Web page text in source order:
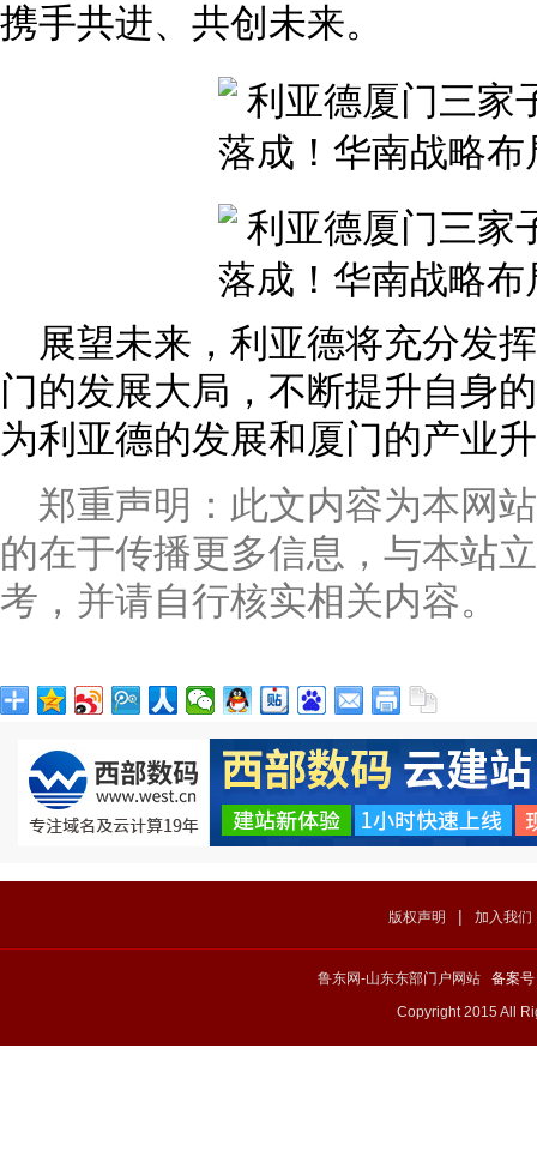
携手共进、共创未来。
展望未来，利亚德将充分发
门的发展大局，不断提升自身
为利亚德的发展和厦门的产业
郑重声明：此文内容为本网
的在于传播更多信息，与本站
考，并请自行核实相关内容。
版权声明 | 加入我们
鲁东网-山东东部门户网站 备案
Copyright 2015 All